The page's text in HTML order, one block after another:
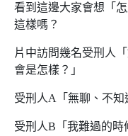
看到這邊大家會想「
這樣嗎？
片中訪問幾名受刑人
會是怎樣？」
受刑人A「無聊、不知
受刑人B「我難過的